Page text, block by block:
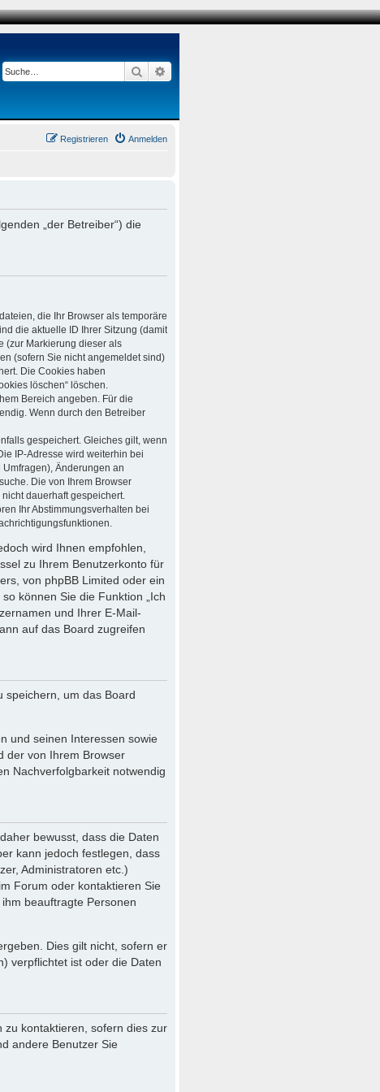
Suche
Anmelden
Registrieren
„der Betreiber“) die
die Ihr Browser als temporäre
die aktuelle ID Ihrer Sitzung (damit
(zur Markierung dieser als
(sofern Sie nicht angemeldet sind)
Die Cookies haben
löschen“ löschen.
Bereich angeben. Für die
Wenn durch den Betreiber
gespeichert. Gleiches gilt, wenn
IP-Adresse wird weiterhin bei
Änderungen an
Die von Ihrem Browser
dauerhaft gespeichert.
Ihr Abstimmungsverhalten bei
wird Ihnen empfohlen,
zu Ihrem Benutzerkonto für
von phpBB Limited oder ein
können Sie die Funktion „Ich
und Ihrer E-Mail-
auf das Board zugreifen
speichern, um das Board
und seinen Interessen sowie
der von Ihrem Browser
Nachverfolgbarkeit notwendig
bewusst, dass die Daten
kann jedoch festlegen, dass
Administratoren etc.)
Forum oder kontaktieren Sie
beauftragte Personen
Dies gilt nicht, sofern er
verpflichtet ist oder die Daten
zu kontaktieren, sofern dies zur
andere Benutzer Sie